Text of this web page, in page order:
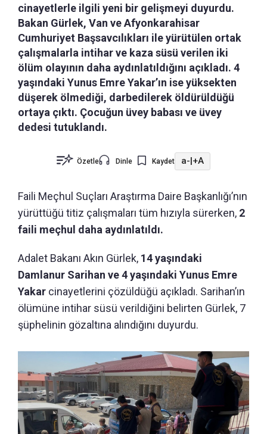
cinayetlerle ilgili yeni bir gelişmeyi duyurdu.
Bakan Gürlek, Van ve Afyonkarahisar
Cumhuriyet Başsavcılıkları ile yürütülen ortak
çalışmalarla intihar ve kaza süsü verilen iki
ölüm olayının daha aydınlatıldığını açıkladı. 4
yaşındaki Yunus Emre Yakar’ın ise yüksekten
düşerek ölmediği, darbedilerek öldürüldüğü
ortaya çıktı. Çocuğun üvey babası ve üvey
dedesi tutuklandı.
Özetle Dinle Kaydet a-|+A
Faili Meçhul Suçları Araştırma Daire Başkanlığı’nın
yürüttüğü titiz çalışmaları tüm hızıyla sürerken, 2
faili meçhul daha aydınlatıldı.
Adalet Bakanı Akın Gürlek, 14 yaşındaki
Damlanur Sarihan ve 4 yaşındaki Yunus Emre
Yakar cinayetlerini çözüldüğü açıkladı. Sarihan’ın
ölümüne intihar süsü verildiğini belirten Gürlek, 7
şüphelinin gözaltına alındığını duyurdu.